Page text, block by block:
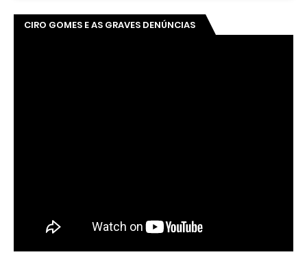
CIRO GOMES E AS GRAVES DENÚNCIAS